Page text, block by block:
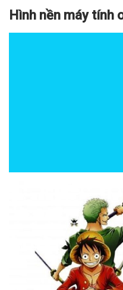
Hình nền máy tính